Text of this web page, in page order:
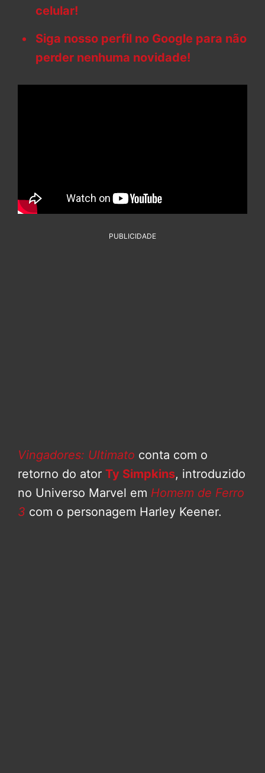
celular!
Siga nosso perfil no Google para não
perder nenhuma novidade!
PUBLICIDADE
Vingadores: Ultimato conta com o
retorno do ator Ty Simpkins, introduzido
no Universo Marvel em Homem de Ferro
3 com o personagem Harley Keener.